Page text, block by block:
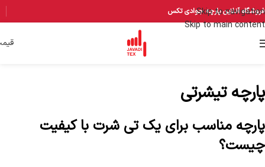
Skip to navigation
Skip to main content
فروشگاه آنلاین پارچه جوادی تکس
پارچه تیشرتی
پارچه مناسب برای یک تی شرت با کیفیت
چیست؟